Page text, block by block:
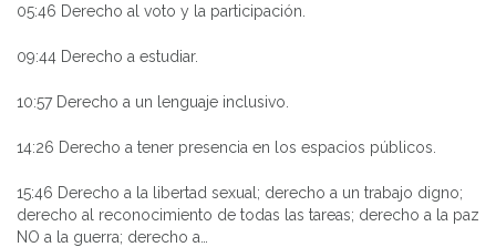
05:46 Derecho al voto y la participación.
09:44 Derecho a estudiar.
10:57 Derecho a un lenguaje inclusivo.
14:26 Derecho a tener presencia en los espacios públicos.
15:46 Derecho a la libertad sexual; derecho a un trabajo digno;
derecho al reconocimiento de todas las tareas; derecho a la paz
NO a la guerra; derecho a…